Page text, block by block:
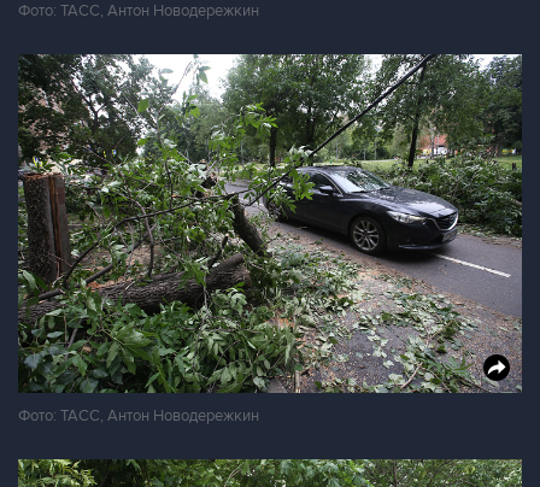
Фото: ТАСС, Антон Новодережкин
Фото: ТАСС, Антон Новодережкин